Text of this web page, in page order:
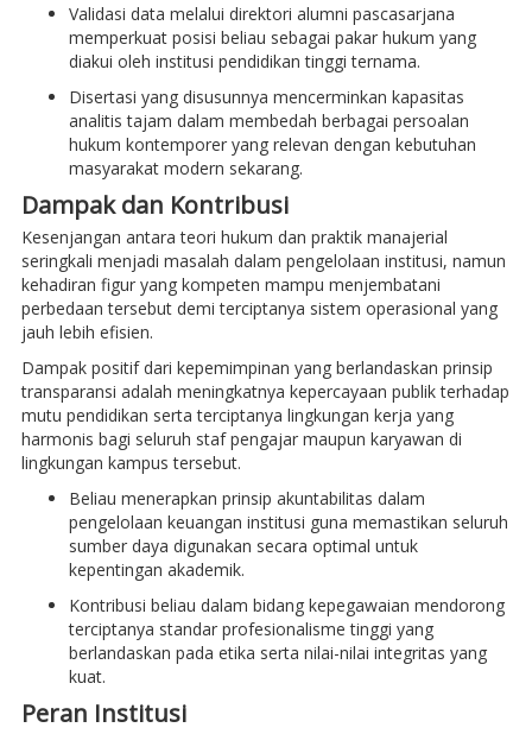
Validasi data melalui direktori alumni pascasarjana
memperkuat posisi beliau sebagai pakar hukum yang
diakui oleh institusi pendidikan tinggi ternama.
Disertasi yang disusunnya mencerminkan kapasitas
analitis tajam dalam membedah berbagai persoalan
hukum kontemporer yang relevan dengan kebutuhan
masyarakat modern sekarang.
Dampak dan Kontribusi
Kesenjangan antara teori hukum dan praktik manajerial
seringkali menjadi masalah dalam pengelolaan institusi, namun
kehadiran figur yang kompeten mampu menjembatani
perbedaan tersebut demi terciptanya sistem operasional yang
jauh lebih efisien.
Dampak positif dari kepemimpinan yang berlandaskan prinsip
transparansi adalah meningkatnya kepercayaan publik terhadap
mutu pendidikan serta terciptanya lingkungan kerja yang
harmonis bagi seluruh staf pengajar maupun karyawan di
lingkungan kampus tersebut.
Beliau menerapkan prinsip akuntabilitas dalam
pengelolaan keuangan institusi guna memastikan seluruh
sumber daya digunakan secara optimal untuk
kepentingan akademik.
Kontribusi beliau dalam bidang kepegawaian mendorong
terciptanya standar profesionalisme tinggi yang
berlandaskan pada etika serta nilai-nilai integritas yang
kuat.
Peran Institusi